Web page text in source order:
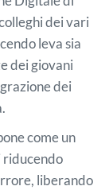
dei vari
leva sia
dei giovani
dei
come un
riducendo
liberando